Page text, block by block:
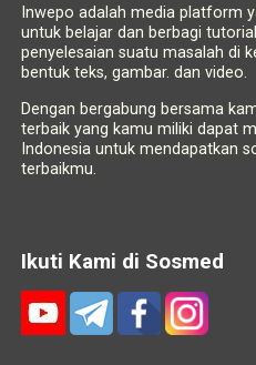
Inwepo adalah media platform
untuk belajar dan berbagi
penyelesaian suatu masalah di
bentuk teks, gambar. dan video.
Dengan bergabung bersama
terbaik yang kamu miliki dapat
Indonesia untuk mendapatkan
terbaikmu.
Ikuti Kami di Sosmed